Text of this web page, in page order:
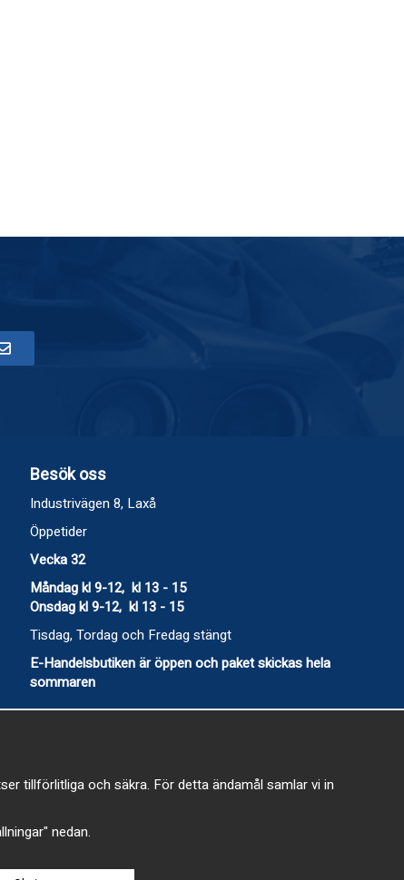
Besök oss
Industrivägen 8, Laxå
Öppetider
Vecka 32
Måndag kl 9-12, kl 13 - 15
Onsdag kl 9-12, kl 13 - 15
Tisdag, Tordag och Fredag stängt
E-Handelsbutiken är öppen och paket skickas hela
sommaren
tillförlitliga och säkra. För detta ändamål samlar vi in
nedan.